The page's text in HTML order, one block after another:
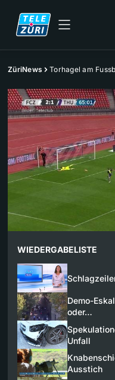
ZüriNews Torhagel am
WIEDERGABELISTE
Demo-
oder…
Unfall
Ausstich